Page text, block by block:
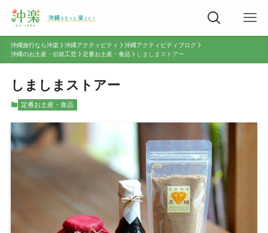
沖縄旅行なら沖楽 沖縄アクティビティ
沖縄アクティビティブログ
沖縄のお土産・伝統工芸
定番お土産・食品 しましまストアー
しましまストアー
定番お土産・食品